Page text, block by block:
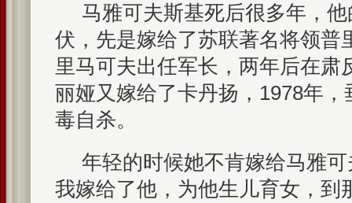
马雅可夫斯基死后很多年，
伏，先是嫁给了苏联著名将领普
里马可夫出任军长，两年后在肃
丽娅又嫁给了卡丹扬，1978年
毒自杀。
年轻的时候她不肯嫁给马雅
我嫁给了他，为他生儿育女，到